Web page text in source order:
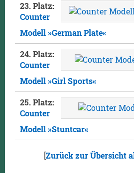
23. Platz:
Counter
Modell »German Plate«
24. Platz:
Counter
Modell »Girl Sports«
25. Platz:
Counter
Modell »Stuntcar«
[Zurück zur Übersicht